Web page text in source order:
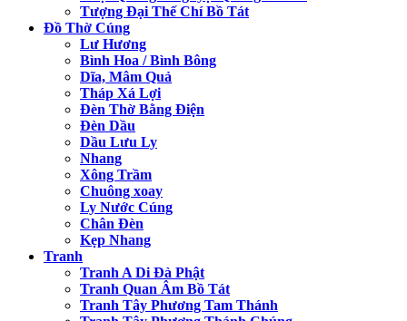
Tượng Đại Thế Chí Bồ Tát
Đồ Thờ Cúng
Lư Hương
Bình Hoa / Bình Bông
Dĩa, Mâm Quả
Tháp Xá Lợi
Đèn Thờ Bằng Điện
Đèn Dầu
Dầu Lưu Ly
Nhang
Xông Trầm
Chuông xoay
Ly Nước Cúng
Chân Đèn
Kẹp Nhang
Tranh
Tranh A Di Đà Phật
Tranh Quan Âm Bồ Tát
Tranh Tây Phương Tam Thánh